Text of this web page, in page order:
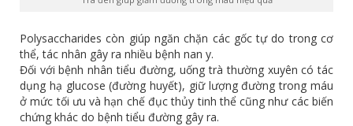
Polysaccharides còn giúp ngăn chặn các gốc tự do trong cơ
thể, tác nhân gây ra nhiều bệnh nan y.
Đối với bệnh nhân tiểu đường, uống trà thường xuyên có tác
dụng hạ glucose (đường huyết), giữ lượng đường trong máu
ở mức tối ưu và hạn chế đục thủy tinh thể cũng như các biến
chứng khác do bệnh tiểu đường gây ra.